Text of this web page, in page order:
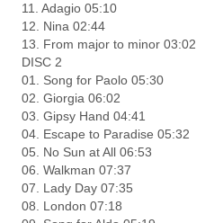
11. Adagio 05:10
12. Nina 02:44
13. From major to minor 03:02
DISC 2
01. Song for Paolo 05:30
02. Giorgia 06:02
03. Gipsy Hand 04:41
04. Escape to Paradise 05:32
05. No Sun at All 06:53
06. Walkman 07:37
07. Lady Day 07:35
08. London 07:18